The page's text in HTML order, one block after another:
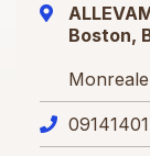
Boston,